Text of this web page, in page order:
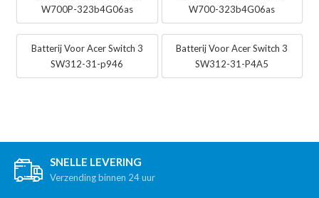
W700P-323b4G06as
W700-323b4G06as
Batterij Voor Acer Switch 3
SW312-31-p946
Batterij Voor Acer Switch 3
SW312-31-P4A5
SNELLE LEVERING
Verzending binnen 24 uur